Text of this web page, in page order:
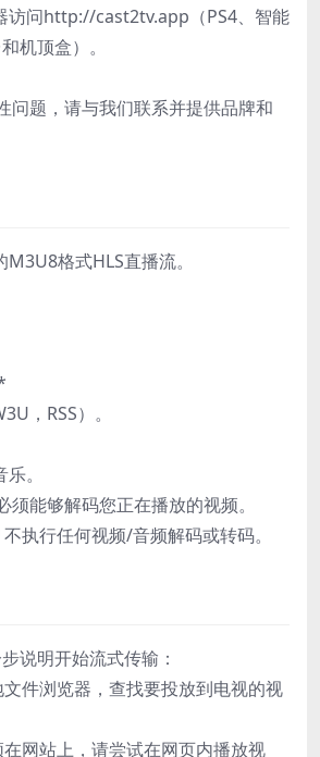
访问http://cast2tv.app（PS4、智能
机顶盒）。
问题，请与我们联系并提供品牌和
格式HLS直播流。
，RSS）。
。
能够解码您正在播放的视频。
执行任何视频/音频解码或转码。
说明开始流式传输：
件浏览器，查找要投放到电视的视
网站上，请尝试在网页内播放视